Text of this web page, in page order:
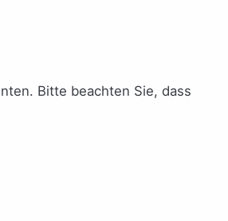
Bitte beachten Sie, dass